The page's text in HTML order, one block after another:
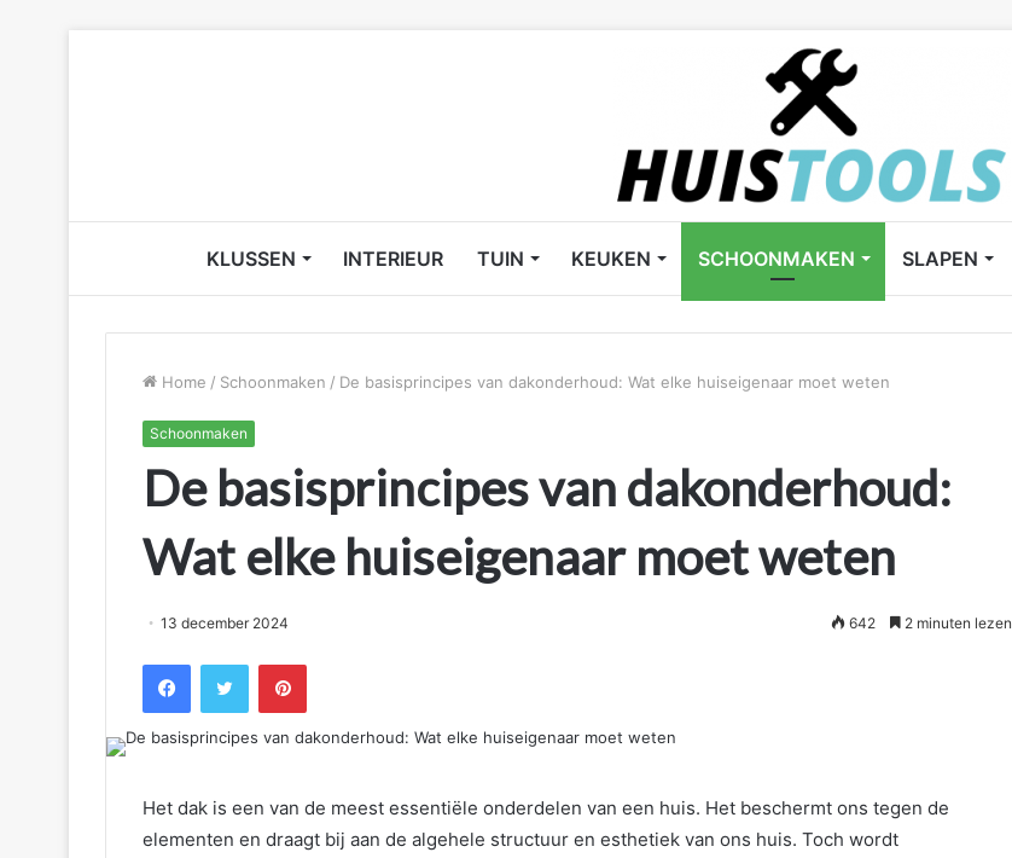
KLUSSEN INTERIEUR TUIN KEUKEN SCHOONMAKEN SLAPEN
Home / Schoonmaken / De basisprincipes van dakonderhoud: Wat elke huiseigenaar moet weten
Schoonmaken
De basisprincipes van dakonderhoud:
Wat elke huiseigenaar moet weten
13 december 2024 642 2 minuten lezen
FacebookTwitter Pinterest
Het dak is een van de meest essentiële onderdelen van een huis. Het beschermt ons tegen de
elementen en draagt bij aan de algehele structuur en esthetiek van ons huis. Toch wordt